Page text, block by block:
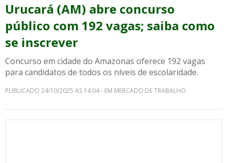
Urucará (AM) abre concurso
público com 192 vagas; saiba como
se inscrever
Concurso em cidade do Amazonas oferece 192 vagas
para candidatos de todos os níveis de escolaridade.
PUBLICADO 24/10/2025 AS 14:04 - EM MERCADO DE TRABALHO